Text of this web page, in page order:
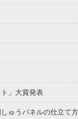
」大賞発表
ゅうパネルの仕立て